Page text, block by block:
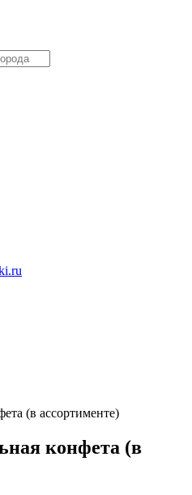
(в ассортименте)
конфета (в